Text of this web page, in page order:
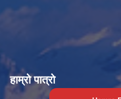
हाम्रो पात्रो